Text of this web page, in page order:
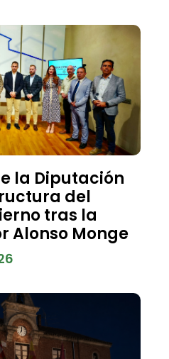
la Diputación
del
tras la
Alonso Monge